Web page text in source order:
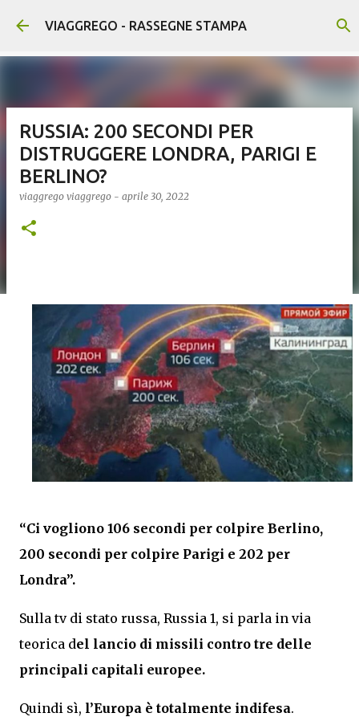
Passa ai contenuti principali
VIAGGREGO - RASSEGNE STAMPA
RUSSIA: 200 SECONDI PER
DISTRUGGERE LONDRA, PARIGI E
BERLINO?
viaggrego viaggrego - aprile 30, 2022
“Ci vogliono 106 secondi per colpire Berlino,
200 secondi per colpire Parigi e 202 per
Londra”.
Sulla tv di stato russa, Russia 1, si parla in via
teorica del lancio di missili contro tre delle
principali capitali europee.
Quindi sì, l’Europa è totalmente indifesa.